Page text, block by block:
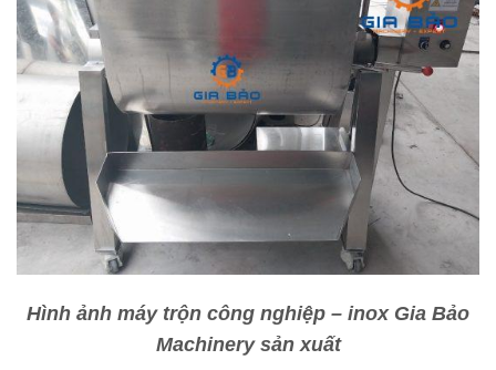
Hình ảnh máy trộn công nghiệp – inox Gia Bảo
Machinery sản xuất